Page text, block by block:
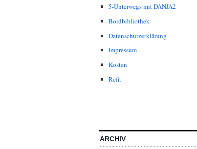
5-Unterwegs mit DANJA2
Bordbibliothek
Datenschutzerklärung
Impressum
Kosten
Refit
ARCHIV